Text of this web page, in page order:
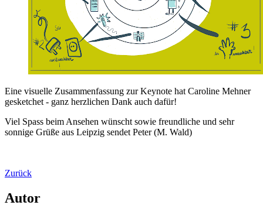
Eine visuelle Zusammenfassung zur Keynote hat Caroline Mehner
gesketchet - ganz herzlichen Dank auch dafür!
Viel Spass beim Ansehen wünscht sowie freundliche und sehr
sonnige Grüße aus Leipzig sendet Peter (M. Wald)
Zurück
Autor